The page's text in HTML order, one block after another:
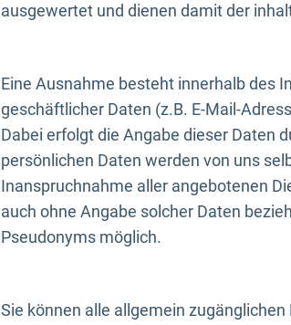
ausgewertet und dienen damit der
Eine Ausnahme besteht innerhalb des
geschäftlicher Daten (z.B. E-Mail-
Dabei erfolgt die Angabe dieser Daten
persönlichen Daten werden von uns
Inanspruchnahme aller angebotenen
auch ohne Angabe solcher Daten
Pseudonyms möglich.
Sie können alle allgemein